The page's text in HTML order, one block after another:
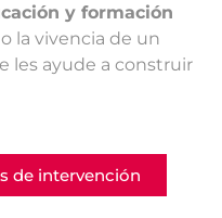
y formación
o la vivencia de un
les ayude a construir
de intervención